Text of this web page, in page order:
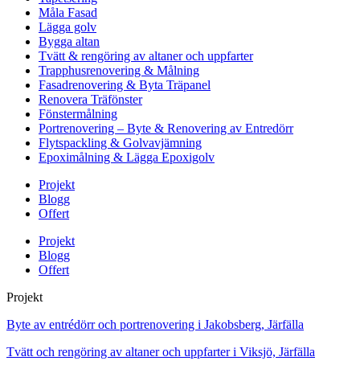
Måla Fasad
Lägga golv
Bygga altan
Tvätt & rengöring av altaner och uppfarter
Trapphusrenovering & Målning
Fasadrenovering & Byta Träpanel
Renovera Träfönster
Fönstermålning
Portrenovering – Byte & Renovering av Entredörr
Flytspackling & Golvavjämning
Epoximålning & Lägga Epoxigolv
Projekt
Blogg
Offert
Projekt
Blogg
Offert
Projekt
Byte av entrédörr och portrenovering i Jakobsberg, Järfälla
Tvätt och rengöring av altaner och uppfarter i Viksjö, Järfälla